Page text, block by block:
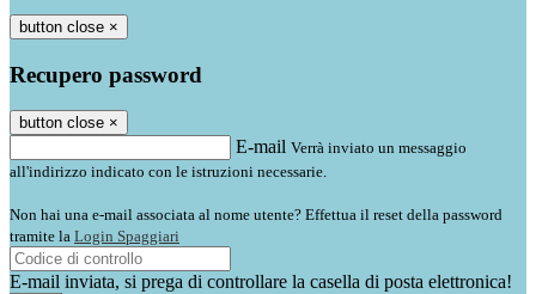
button close ×
Recupero password
button close ×
E-mail Verrà inviato un messaggio
all'indirizzo indicato con le istruzioni necessarie.
Non hai una e-mail associata al nome utente? Effettua il reset della password
tramite la Login Spaggiari
E-mail inviata, si prega di controllare la casella di posta elettronica!